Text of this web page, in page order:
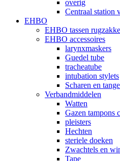
overig
Centraal station
EHBO
EHBO tassen
EHBO accessoires
larynxmaskers
Guedel tube
tracheatube
intubation stylets
Scharen en
Verbandmiddelen
Watten
Gazen tampons
pleisters
Hechten
steriele doeken
Zwachtels en
Tape